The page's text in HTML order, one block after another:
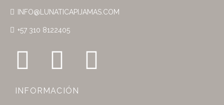
INFO@LUNATICAPIJAMAS.COM
+57 310 8122405
INFORMACIÓN